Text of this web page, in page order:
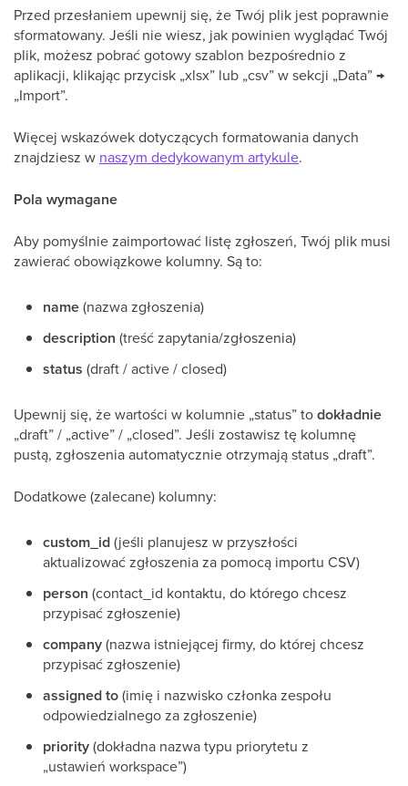
Przed przesłaniem upewnij się, że Twój plik jest poprawnie
sformatowany. Jeśli nie wiesz, jak powinien wyglądać Twój
plik, możesz pobrać gotowy szablon bezpośrednio z
aplikacji, klikając przycisk „xlsx” lub „csv” w sekcji „Data” →
„Import”.
Więcej wskazówek dotyczących formatowania danych
znajdziesz w naszym dedykowanym artykule.
Pola wymagane
Aby pomyślnie zaimportować listę zgłoszeń, Twój plik musi
zawierać obowiązkowe kolumny. Są to:
name(nazwa zgłoszenia)
description (treść zapytania/zgłoszenia)
status (draft / active / closed)
Upewnij się, że wartości w kolumnie „status” todokładnie
„draft” / „active” / „closed”. Jeśli zostawisz tę kolumnę
pustą, zgłoszenia automatycznie otrzymają status „draft”.
Dodatkowe (zalecane) kolumny:
custom_id(jeśli planujesz w przyszłości
aktualizować zgłoszenia za pomocą importu CSV)
person (contact_id kontaktu, do którego chcesz
przypisać zgłoszenie)
company(nazwa istniejącej firmy, do której chcesz
przypisać zgłoszenie)
assigned to(imię i nazwisko członka zespołu
odpowiedzialnego za zgłoszenie)
priority(dokładna nazwa typu priorytetu z
„ustawień workspace”)